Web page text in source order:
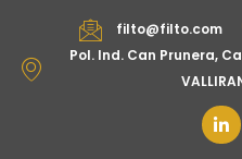
filto@filto.com
Pol. Ind. Can Prunera,